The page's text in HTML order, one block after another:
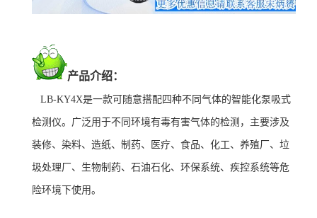
产品介绍：
LB-KY4X是一款可随意搭配四种不同气体的智能化泵吸式
检测仪。广泛用于不同环境有毒有害气体的检测，主要涉及
装修、染料、造纸、制药、医疗、食品、 化工、 养殖厂、垃
圾处理厂、生物制药、 石油石化、环保系统、疾控系统等危
险环境下使用。